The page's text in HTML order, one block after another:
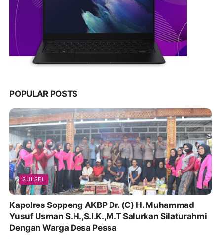
POPULAR POSTS
SULSEL
Kapolres Soppeng AKBP Dr. (C) H. Muhammad
Yusuf Usman S.H.,S.I.K.,M.T Salurkan Silaturahmi
Dengan Warga Desa Pessa